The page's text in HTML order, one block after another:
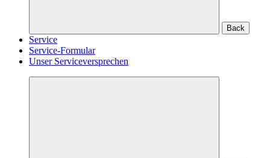
Back
Service
Service-Formular
Unser Serviceversprechen